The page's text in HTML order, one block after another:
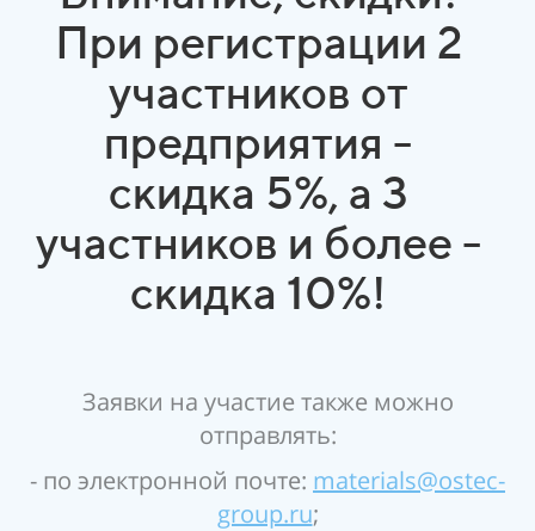
При регистрации 2
участников от
предприятия -
скидка 5%, а 3
участников и более -
скидка 10%!
Заявки на участие также можно
отправлять:
- по электронной почте: materials@ostec-
group.ru;